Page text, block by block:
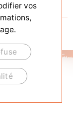
NOTAIRE
vos